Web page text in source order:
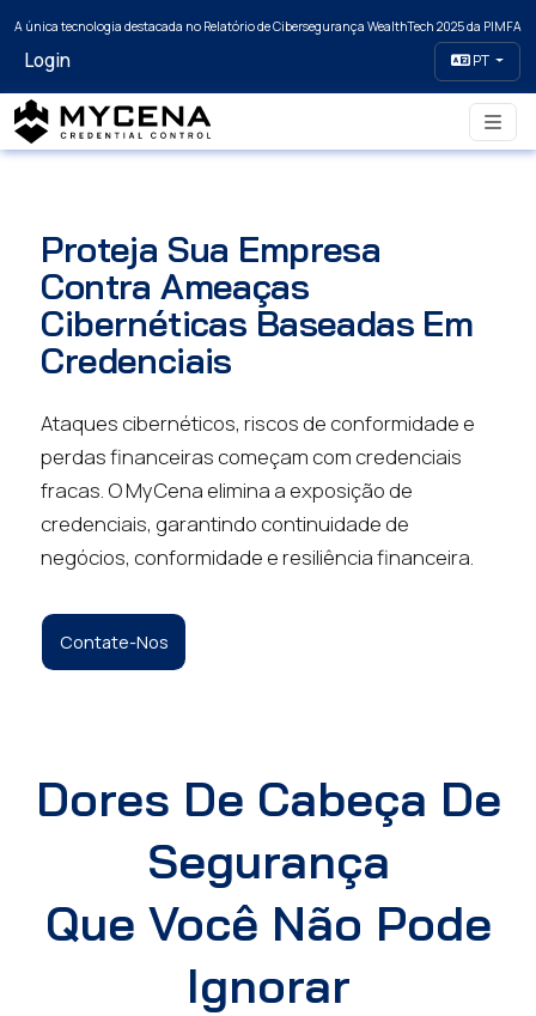
A única tecnologia destacada no Relatório de Cibersegurança WealthTech 2025 da PIMFA
Login PT
Proteja Sua Empresa
Contra Ameaças
Cibernéticas Baseadas Em
Credenciais
Ataques cibernéticos, riscos de conformidade e
perdas financeiras começam com credenciais
fracas. O MyCena elimina a exposição de
credenciais, garantindo continuidade de
negócios, conformidade e resiliência financeira.
Contate-Nos
Dores De Cabeça De
Segurança
Que Você Não Pode
Ignorar